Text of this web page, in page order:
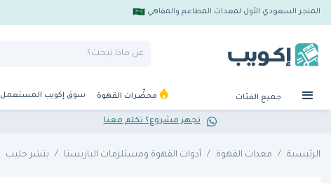
المتجر السعودي الأول لمعدات المطاعم والمقاهي
جميع الفئات محضِّرات القهوة سوق إكويب المستعمل
تجهز مشروع؟ تكلم معنا
الرئيسية معدات القهوة أدوات القهوة ومستلزمات الباريستا بتشر حليب